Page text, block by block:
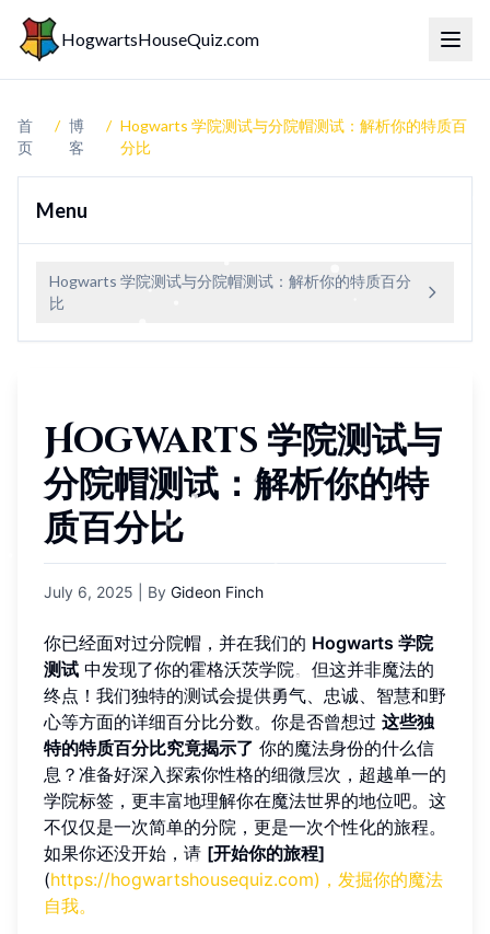
HogwartsHouseQuiz.com 切换
首
页
/ 博
客
/ Hogwarts 学院测试与分院帽测试：解析你的特质百
分比
Menu
Hogwarts 学院测试与分院帽测试：解析你的特质百分
比
Hogwarts 学院测试与
分院帽测试：解析你的特
质百分比
July 6, 2025 | By Gideon Finch
你已经面对过分院帽，并在我们的 Hogwarts 学院
测试 中发现了你的霍格沃茨学院。但这并非魔法的
终点！我们独特的测试会提供勇气、忠诚、智慧和野
心等方面的详细百分比分数。你是否曾想过 这些独
特的特质百分比究竟揭示了 你的魔法身份的什么信
息？准备好深入探索你性格的细微层次，超越单一的
学院标签，更丰富地理解你在魔法世界的地位吧。这
不仅仅是一次简单的分院，更是一次个性化的旅程。
如果你还没开始，请 [开始你的旅程]
(https://hogwartshousequiz.com)，发掘你的魔法
自我。